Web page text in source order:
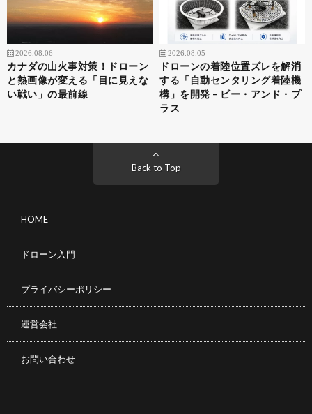
2026.08.06
カナダの山火事対策！ドローン
と熱画像が変える「目に見えな
い戦い」の最前線
2026.08.05
ドローンの着陸位置ズレを解消
する「自動センタリング着陸機
構」を開発 – ビー・アンド・プ
ラス
Back to Top
HOME
ドローン入門
プライバシーポリシー
運営会社
お問い合わせ